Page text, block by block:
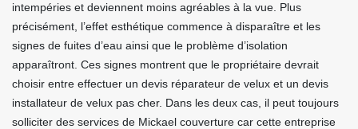
intempéries et deviennent moins agréables à la vue. Plus
précisément, l’effet esthétique commence à disparaître et les
signes de fuites d’eau ainsi que le problème d’isolation
apparaîtront. Ces signes montrent que le propriétaire devrait
choisir entre effectuer un devis réparateur de velux et un devis
installateur de velux pas cher. Dans les deux cas, il peut toujours
solliciter des services de Mickael couverture car cette entreprise